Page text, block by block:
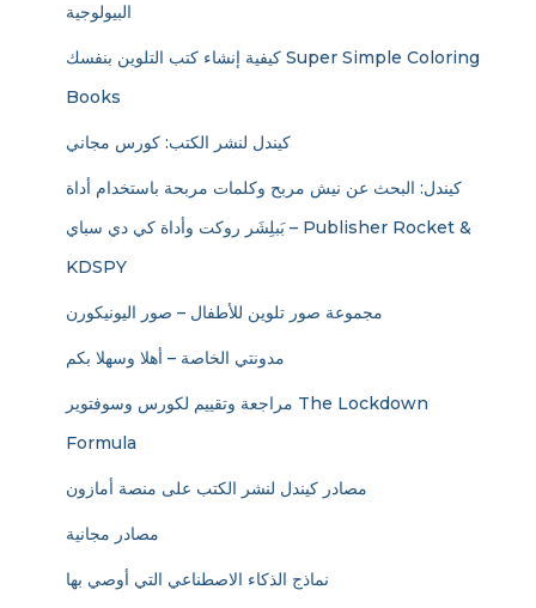
كيفية إنشاء كتب التلوين بنفسك Super Simple Coloring
Books
كيندل لنشر الكتب: كورس مجاني
كيندل: البحث عن نيش مربح وكلمات مربحة باستخدام أداة
بَبلِشَر روكت وأداة كي دي سباي – Publisher Rocket &
KDSPY
مجموعة صور تلوين للأطفال – صور اليونيكورن
مدونتي الخاصة – أهلا وسهلا بكم
مراجعة وتقييم لكورس وسوفتوير The Lockdown
Formula
مصادر كيندل لنشر الكتب على منصة أمازون
مصادر مجانية
نماذج الذكاء الاصطناعي التي أوصي بها